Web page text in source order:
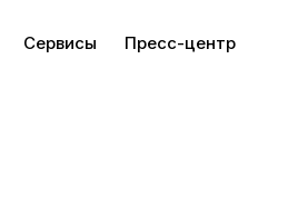
Сервисы Пресс-центр